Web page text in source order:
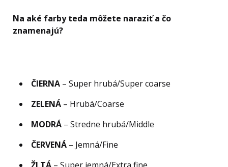
Na aké farby teda môžete naraziť a čo
znamenajú?
ČIERNA – Super hrubá/Super coarse
ZELENÁ – Hrubá/Coarse
MODRÁ – Stredne hrubá/Middle
ČERVENÁ – Jemná/Fine
ŽLTÁ – Super jemná/Extra fine